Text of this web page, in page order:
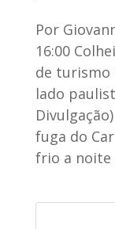
Por
16:00
de turismo
lado
fuga do
frio a noite